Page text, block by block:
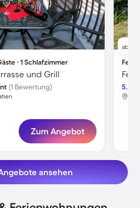
∙ 1 Schlafzimmer
und Grill
(1 Bewertung)
Zum Angebot
ab
5.0
ansehen